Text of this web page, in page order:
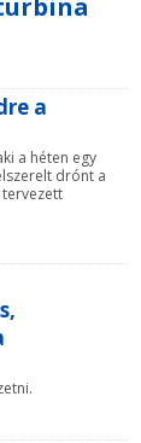
a
a héten egy
drónt a